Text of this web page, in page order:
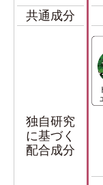
共通成分
独自研究
に基づく
配合成分